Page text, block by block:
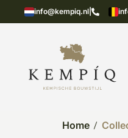
info@kempiq.nl
in kempische bouwstijl
Home